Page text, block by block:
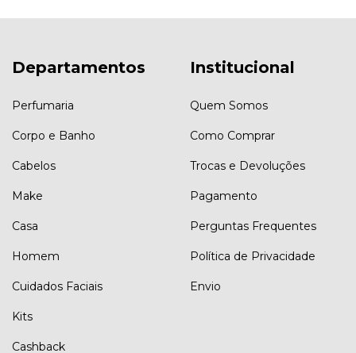
Departamentos
Perfumaria
Corpo e Banho
Cabelos
Make
Casa
Homem
Cuidados Faciais
Kits
Cashback
Institucional
Quem Somos
Como Comprar
Trocas e Devoluções
Pagamento
Perguntas Frequentes
Política de Privacidade
Envio